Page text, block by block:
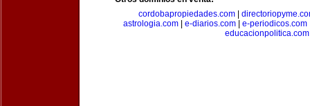
cordobapropiedades.com|
astrologia.com| e-diarios.com| e-periodicos.com
educacionpolitica.com